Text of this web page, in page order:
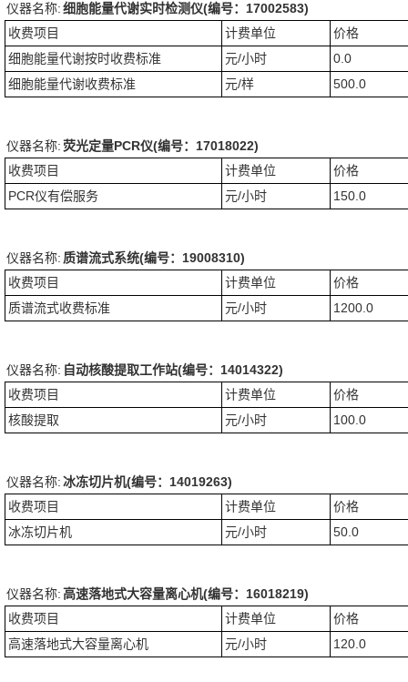
仪器名称:细胞能量代谢实时检测仪(编号：17002583)
收费项目
计费单位
价格
细胞能量代谢按时收费标准
元/小时
0.0
细胞能量代谢收费标准
元/样 500.0
仪器名称:荧光定量PCR仪(编号：17018022)
收费项目
计费单位
价格
PCR仪有偿服务
元/小时 150.0
仪器名称: 质谱流式系统(编号：19008310)
收费项目
计费单位
价格
质谱流式收费标准
元/小时 1200.0
仪器名称: 自动核酸提取工作站(编号：14014322)
收费项目
计费单位
价格
核酸提取
元/小时 100.0
仪器名称:冰冻切片机(编号：14019263)
收费项目
计费单位
价格
冰冻切片机
元/小时 50.0
仪器名称:高速落地式大容量离心机(编号：16018219)
收费项目
计费单位
价格
高速落地式大容量离心机
元/小时 120.0